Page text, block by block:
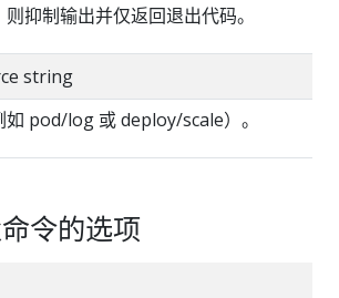
抑制输出并仅返回退出代码。
string
如 pod/log 或 deploy/scale）。
令的选项